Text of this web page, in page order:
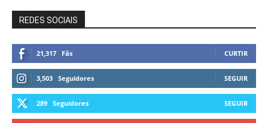
REDES SOCIAIS
21,317 Fãs CURTIR
3,503 Seguidores SEGUIR
289 Seguidores SEGUIR